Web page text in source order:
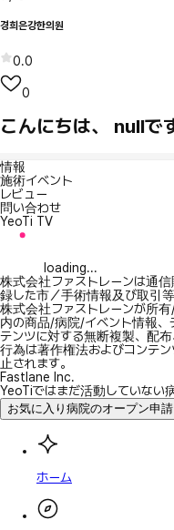
경희은강한의원
0.0
0
こんにちは、 nullで
情報
施術イベント
レビュー
問い合わせ
YeoTi TV
loading...
株式会社ファストレーンは通
録した市／手術情報及び取引
株式会社ファストレーンが所
内の商品/病院/イベント情報、
テンツに対する無断複製、配
行為は著作権法およびコンテ
止されます。
Fastlane Inc.
YeoTiではまだ活動していない
お気に入り病院のオープン申請
ホーム